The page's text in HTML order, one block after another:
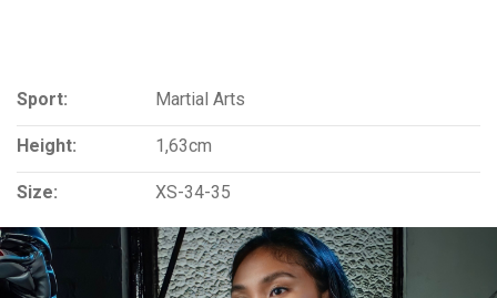
Sport: Martial Arts
Height: 1,63cm
Size: XS-34-35